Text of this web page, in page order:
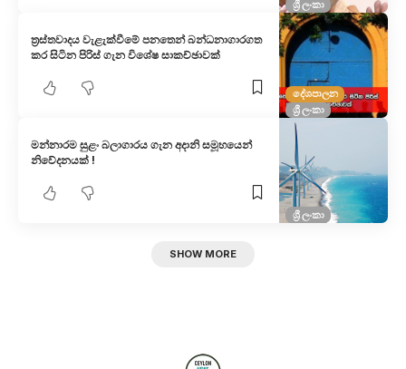
ශ්‍රී ලංකා
දේශපාලන
ශ්‍රී ලංකා
ත්‍රස්තවාදය වැළැක්වීමේ පනතෙන් බන්ධනාගාරගත
කර සිටින පිරිස් ගැන විශේෂ සාකච්ඡාවක්
ශ්‍රී ලංකා
මන්නාරම සුළං බලාගාරය ගැන අදානි සමූහයෙන්
නිවේදනයක් !
SHOW MORE